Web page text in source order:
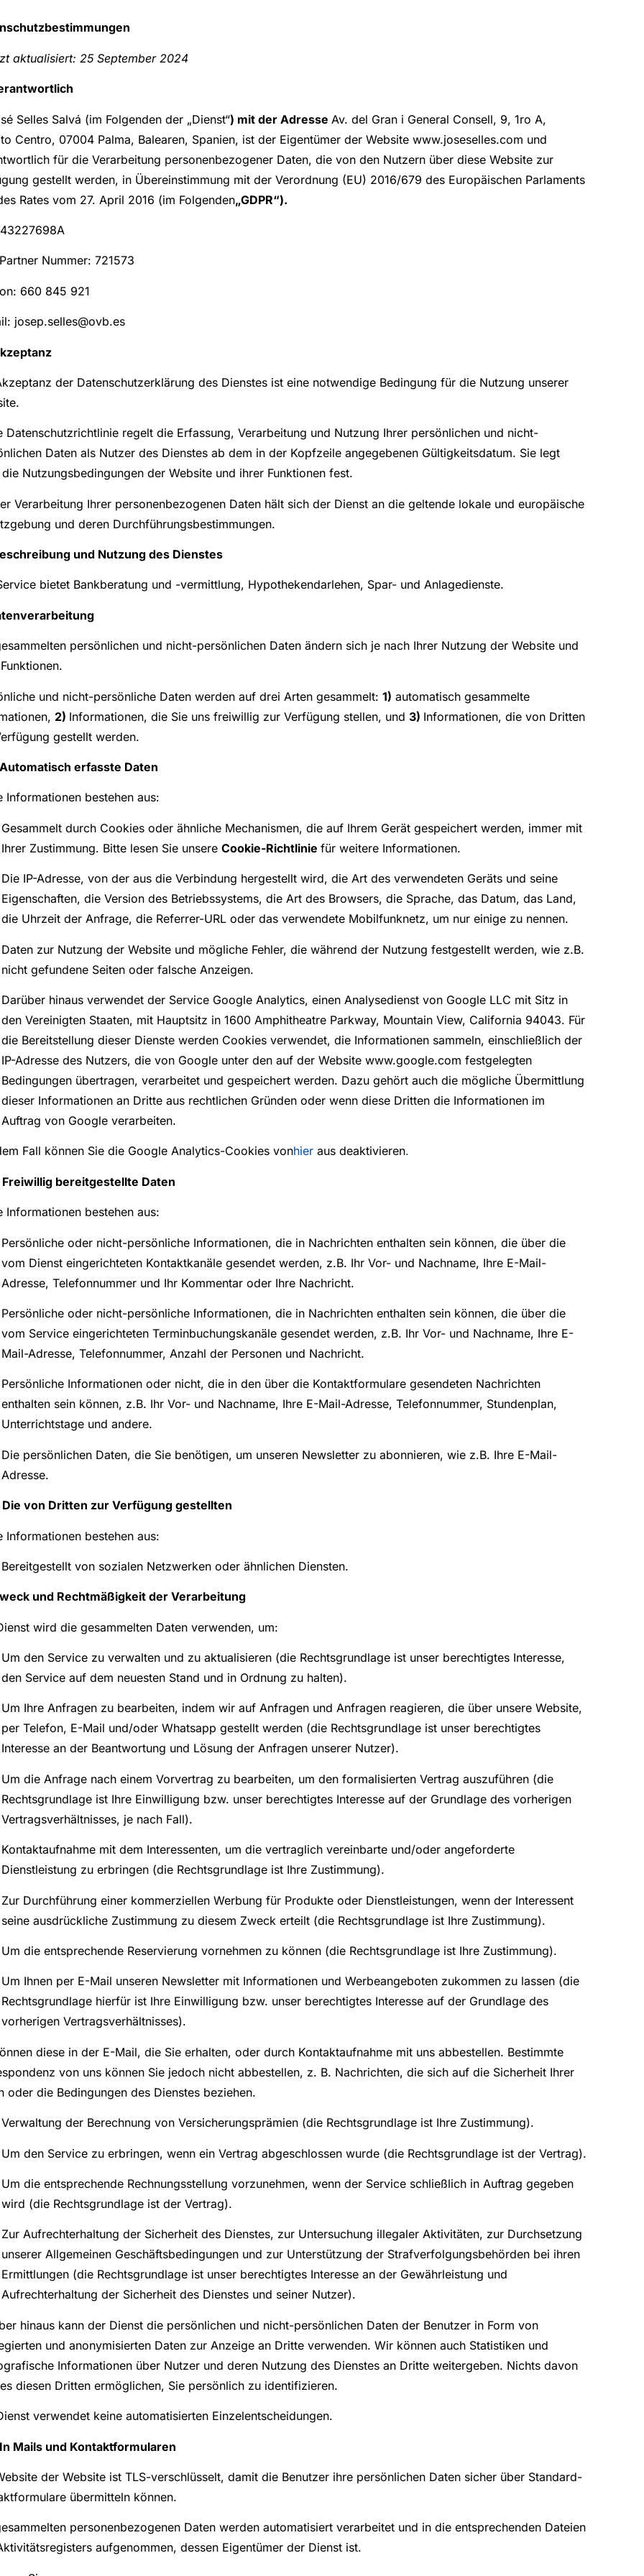
aktualisiert: 25 September 2024
Salvá (im Folgenden der „Dienst“) mit der Adresse Av. del Gran i General Consell, 9, 1ro A,
Centro, 07004 Palma, Balearen, Spanien, ist der Eigentümer der Website www.joseselles.com und
für die Verarbeitung personenbezogener Daten, die von den Nutzern über diese Website zur
gestellt werden, in Übereinstimmung mit der Verordnung (EU) 2016/679 des Europäischen Parlaments
Rates vom 27. April 2016 (im Folgenden„GDPR“).
Nummer: 721573
660 845 921
josep.selles@ovb.es
der Datenschutzerklärung des Dienstes ist eine notwendige Bedingung für die Nutzung unserer
Datenschutzrichtlinie regelt die Erfassung, Verarbeitung und Nutzung Ihrer persönlichen und nicht-
Daten als Nutzer des Dienstes ab dem in der Kopfzeile angegebenen Gültigkeitsdatum. Sie legt
Nutzungsbedingungen der Website und ihrer Funktionen fest.
Verarbeitung Ihrer personenbezogenen Daten hält sich der Dienst an die geltende lokale und europäische
und deren Durchführungsbestimmungen.
und Nutzung des Dienstes
bietet Bankberatung und -vermittlung, Hypothekendarlehen, Spar- und Anlagedienste.
persönlichen und nicht-persönlichen Daten ändern sich je nach Ihrer Nutzung der Website und
und nicht-persönliche Daten werden auf drei Arten gesammelt: 1) automatisch gesammelte
2) Informationen, die Sie uns freiwillig zur Verfügung stellen, und 3) Informationen, die von Dritten
gestellt werden.
erfasste Daten
Informationen bestehen aus:
Gesammelt durch Cookies oder ähnliche Mechanismen, die auf Ihrem Gerät gespeichert werden, immer mit
Ihrer Zustimmung. Bitte lesen Sie unsere Cookie-Richtlinie für weitere Informationen.
Die IP-Adresse, von der aus die Verbindung hergestellt wird, die Art des verwendeten Geräts und seine
Eigenschaften, die Version des Betriebssystems, die Art des Browsers, die Sprache, das Datum, das Land,
die Uhrzeit der Anfrage, die Referrer-URL oder das verwendete Mobilfunknetz, um nur einige zu nennen.
Daten zur Nutzung der Website und mögliche Fehler, die während der Nutzung festgestellt werden, wie z.B.
nicht gefundene Seiten oder falsche Anzeigen.
Darüber hinaus verwendet der Service Google Analytics, einen Analysedienst von Google LLC mit Sitz in
den Vereinigten Staaten, mit Hauptsitz in 1600 Amphitheatre Parkway, Mountain View, California 94043. Für
die Bereitstellung dieser Dienste werden Cookies verwendet, die Informationen sammeln, einschließlich der
IP-Adresse des Nutzers, die von Google unter den auf der Website www.google.com festgelegten
Bedingungen übertragen, verarbeitet und gespeichert werden. Dazu gehört auch die mögliche Übermittlung
dieser Informationen an Dritte aus rechtlichen Gründen oder wenn diese Dritten die Informationen im
Auftrag von Google verarbeiten.
Fall können Sie die Google Analytics-Cookies vonhier aus deaktivieren.
bereitgestellte Daten
Informationen bestehen aus:
Persönliche oder nicht-persönliche Informationen, die in Nachrichten enthalten sein können, die über die
vom Dienst eingerichteten Kontaktkanäle gesendet werden, z.B. Ihr Vor- und Nachname, Ihre E-Mail-
Adresse, Telefonnummer und Ihr Kommentar oder Ihre Nachricht.
Persönliche oder nicht-persönliche Informationen, die in Nachrichten enthalten sein können, die über die
vom Service eingerichteten Terminbuchungskanäle gesendet werden, z.B. Ihr Vor- und Nachname, Ihre E-
Mail-Adresse, Telefonnummer, Anzahl der Personen und Nachricht.
Persönliche Informationen oder nicht, die in den über die Kontaktformulare gesendeten Nachrichten
enthalten sein können, z.B. Ihr Vor- und Nachname, Ihre E-Mail-Adresse, Telefonnummer, Stundenplan,
Unterrichtstage und andere.
Die persönlichen Daten, die Sie benötigen, um unseren Newsletter zu abonnieren, wie z.B. Ihre E-Mail-
Adresse.
von Dritten zur Verfügung gestellten
Informationen bestehen aus:
Bereitgestellt von sozialen Netzwerken oder ähnlichen Diensten.
und Rechtmäßigkeit der Verarbeitung
wird die gesammelten Daten verwenden, um:
Um den Service zu verwalten und zu aktualisieren (die Rechtsgrundlage ist unser berechtigtes Interesse,
den Service auf dem neuesten Stand und in Ordnung zu halten).
Um Ihre Anfragen zu bearbeiten, indem wir auf Anfragen und Anfragen reagieren, die über unsere Website,
per Telefon, E-Mail und/oder Whatsapp gestellt werden (die Rechtsgrundlage ist unser berechtigtes
Interesse an der Beantwortung und Lösung der Anfragen unserer Nutzer).
Um die Anfrage nach einem Vorvertrag zu bearbeiten, um den formalisierten Vertrag auszuführen (die
Rechtsgrundlage ist Ihre Einwilligung bzw. unser berechtigtes Interesse auf der Grundlage des vorherigen
Vertragsverhältnisses, je nach Fall).
Kontaktaufnahme mit dem Interessenten, um die vertraglich vereinbarte und/oder angeforderte
Dienstleistung zu erbringen (die Rechtsgrundlage ist Ihre Zustimmung).
Zur Durchführung einer kommerziellen Werbung für Produkte oder Dienstleistungen, wenn der Interessent
seine ausdrückliche Zustimmung zu diesem Zweck erteilt (die Rechtsgrundlage ist Ihre Zustimmung).
Um die entsprechende Reservierung vornehmen zu können (die Rechtsgrundlage ist Ihre Zustimmung).
Um Ihnen per E-Mail unseren Newsletter mit Informationen und Werbeangeboten zukommen zu lassen (die
Rechtsgrundlage hierfür ist Ihre Einwilligung bzw. unser berechtigtes Interesse auf der Grundlage des
vorherigen Vertragsverhältnisses).
diese in der E-Mail, die Sie erhalten, oder durch Kontaktaufnahme mit uns abbestellen. Bestimmte
von uns können Sie jedoch nicht abbestellen, z. B. Nachrichten, die sich auf die Sicherheit Ihrer
oder die Bedingungen des Dienstes beziehen.
Verwaltung der Berechnung von Versicherungsprämien (die Rechtsgrundlage ist Ihre Zustimmung).
Um den Service zu erbringen, wenn ein Vertrag abgeschlossen wurde (die Rechtsgrundlage ist der Vertrag).
Um die entsprechende Rechnungsstellung vorzunehmen, wenn der Service schließlich in Auftrag gegeben
wird (die Rechtsgrundlage ist der Vertrag).
Zur Aufrechterhaltung der Sicherheit des Dienstes, zur Untersuchung illegaler Aktivitäten, zur Durchsetzung
unserer Allgemeinen Geschäftsbedingungen und zur Unterstützung der Strafverfolgungsbehörden bei ihren
Ermittlungen (die Rechtsgrundlage ist unser berechtigtes Interesse an der Gewährleistung und
Aufrechterhaltung der Sicherheit des Dienstes und seiner Nutzer).
hinaus kann der Dienst die persönlichen und nicht-persönlichen Daten der Benutzer in Form von
und anonymisierten Daten zur Anzeige an Dritte verwenden. Wir können auch Statistiken und
Informationen über Nutzer und deren Nutzung des Dienstes an Dritte weitergeben. Nichts davon
diesen Dritten ermöglichen, Sie persönlich zu identifizieren.
verwendet keine automatisierten Einzelentscheidungen.
Mails und Kontaktformularen
der Website ist TLS-verschlüsselt, damit die Benutzer ihre persönlichen Daten sicher über Standard-
übermitteln können.
personenbezogenen Daten werden automatisiert verarbeitet und in die entsprechenden Dateien
aufgenommen, dessen Eigentümer der Dienst ist.